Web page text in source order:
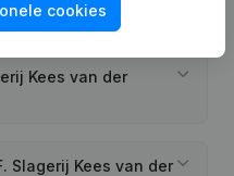
Kees van der
Slagerij Kees van der
cookies